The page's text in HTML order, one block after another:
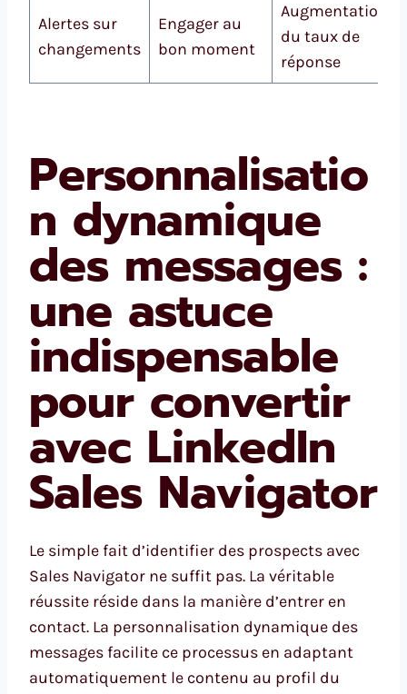
Alertes sur
changements
Engager au
bon moment
Augmentation
du taux de
réponse
Personnalisatio
n dynamique
des messages :
une astuce
indispensable
pour convertir
avec LinkedIn
Sales Navigator
Le simple fait d’identifier des prospects avec
Sales Navigator ne suffit pas. La véritable
réussite réside dans la manière d’entrer en
contact. La personnalisation dynamique des
messages facilite ce processus en adaptant
automatiquement le contenu au profil du